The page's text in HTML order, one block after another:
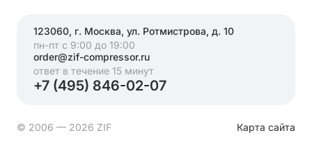
123060, г. Москва, ул. Ротмистрова, д. 10
пн-пт с 9:00 до 19:00
order@zif-compressor.ru
ответ в течение 15 минут
+7 (495) 846-02-07
© 2006 — 2026 ZIF Карта сайта